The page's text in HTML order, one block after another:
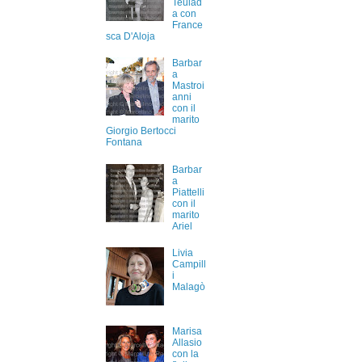
Teulad
a con
France
sca D'Aloja
Barbar
a
Mastroi
anni
con il
marito
Giorgio Bertocci
Fontana
Barbar
a
Piattelli
con il
marito
Ariel
Livia
Campill
i
Malagò
Marisa
Allasio
con la